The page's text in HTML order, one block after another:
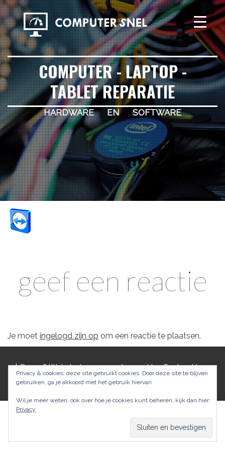
COMPUTER - LAPTOP -
TABLET REPARATIE
hardware en software
geef een reactie
Je moet ingelogd zijn op om een reactie te plaatsen.
|© 2026 Webdesign: computer-snel byCustomYou.
|Privacy
Privacy & cookies: deze site gebruikt cookies. Door deze site te blijven
gebruiken, ga je akkoord met het gebruik hiervan.
Wil je meer weten, ook over hoe je cookies kunt beheren, kijk dan hier:
Privacy